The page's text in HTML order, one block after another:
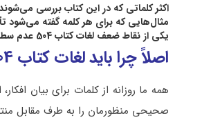
اکثر کلماتی که در این کتاب بررسی
مثال‌هایی که برای هر کلمه گفته می‌شود
یکی از نقاط ضعف لغات کتاب 504 عدم سطح بندی و دسته بندی است.
اصلاً چرا باید لغات کتاب 504 را یاد بگیریم
همه ما روزانه از کلمات برای بیان
صحیحی منظورمان را به طرف مقابل